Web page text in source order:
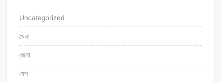
Uncategorized
খেলা
জেলা
দেশ